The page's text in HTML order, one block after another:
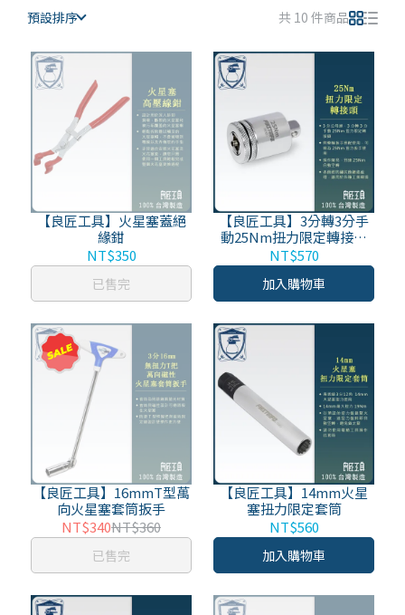
預設排序 共 10 件商品
【良匠工具】火星塞蓋絕
緣鉗
NT$350
已售完
【良匠工具】3分轉3分手
動25Nm扭力限定轉接頭
台灣製 有保固 F3216CC
NT$570
加入購物車
【良匠工具】16mmT型萬
向火星塞套筒扳手
NT$340NT$360
已售完
【良匠工具】14mm火星
塞扭力限定套筒
NT$560
加入購物車